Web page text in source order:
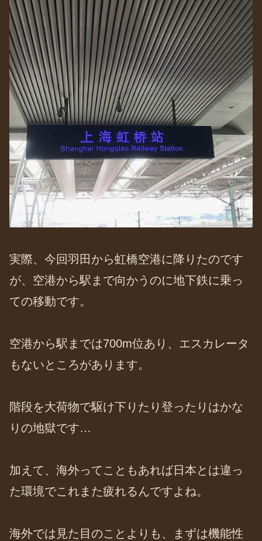
実際、今回羽田から虹橋空港に降りたのです
が、空港から駅まで向かうのに地下鉄に乗っ
ての移動です。
空港から駅までは700m位あり、エスカレータ
もないところがあります。
階段を大荷物で駆け下りたり登ったりはかな
りの地獄です…
加えて、海外ってこともあれば日本とは違っ
た環境でこれまた疲れるんですよね。
海外では見た目のことよりも、まずは機能性